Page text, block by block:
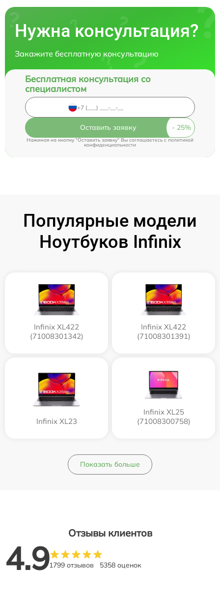
Нужна консультация?
Закажите бесплатную консультацию
Бесплатная консультация со
специалистом
Оставить заявку
Нажимая на кнопку "Оставить заявку" Вы соглашаетесь c политикой
конфиденциальности
Популярные модели
Ноутбуков Infinix
Infinix XL422
(71008301342)
Infinix XL422
(71008301391)
Infinix XL23
Infinix XL25
(71008300758)
Показать больше
Отзывы клиентов
4.91799 отзывов 5358 оценок